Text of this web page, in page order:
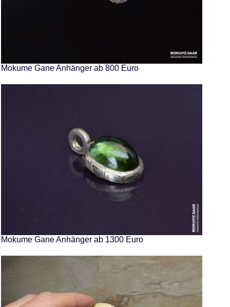
Mokume Gane Anhänger ab 800 Euro
Mokume Gane Anhänger ab 1300 Euro